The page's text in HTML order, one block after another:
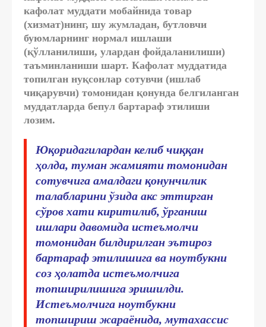
кафолат муддати мобайнида товар
(хизмат)нинг, шу жумладан, бутловчи
буюмларнинг нормал ишлаши
(қўлланилиши, улардан фойдаланилиши)
таъминланиши шарт. Кафолат муддатида
топилган нуқсонлар сотувчи (ишлаб
чиқарувчи) томонидан қонунда белгиланган
муддатларда бепул бартараф этилиши
лозим.
Юқоридагилардан келиб чиққан
ҳолда, туман жамияти томонидан
сотувчига амалдаги қонунчилик
талабларини ўзида акс эттирган
сўров хати киритилиб, ўрганиш
ишлари давомида истеъмолчи
томонидан билдирилган эътироз
бартараф этилишига ва ноутбукни
соз ҳолатда истеъмолчига
топширилишига эришилди.
Истеъмолчига ноутбукни
топшириш жараёнида, мутахассис